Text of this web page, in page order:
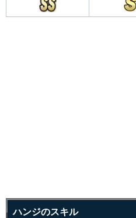
ハンジのスキル